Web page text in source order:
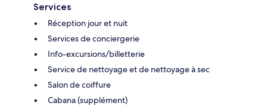
Services
Réception jour et nuit
Services de conciergerie
Info-excursions/billetterie
Service de nettoyage et de nettoyage à sec
Salon de coiffure
Cabana (supplément)